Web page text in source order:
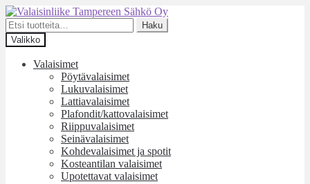
Siirry
navigointiin
Siirry
sisältöön
Etsi:
Haku
Valikko
Valaisimet
Pöytävalaisimet
Lukuvalaisimet
Lattiavalaisimet
Plafondit/kattovalaisimet
Riippuvalaisimet
Seinävalaisimet
Kohdevalaisimet ja spotit
Kosteantilan valaisimet
Upotettavat valaisimet